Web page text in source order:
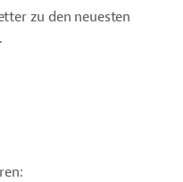
zu den neuesten